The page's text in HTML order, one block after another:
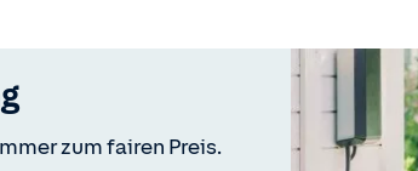
zum fairen Preis.